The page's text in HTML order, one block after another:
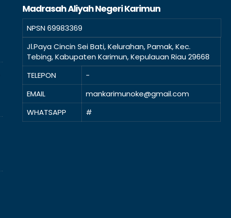
Madrasah Aliyah Negeri Karimun
NPSN69983369
Jl.Paya Cincin Sei Bati, Kelurahan, Pamak, Kec.
Tebing, Kabupaten Karimun, Kepulauan Riau 29668
TELEPON
-
EMAIL
mankarimunoke@gmail.com
WHATSAPP
#